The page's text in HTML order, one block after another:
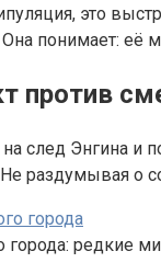
это
понимает: её
против
след Энгина и
Не раздумывая о
редкие